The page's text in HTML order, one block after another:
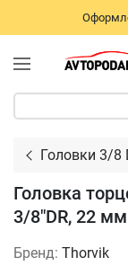
Головки 3/8
Головка
3/8"DR, 22
Бренд: Thorvik